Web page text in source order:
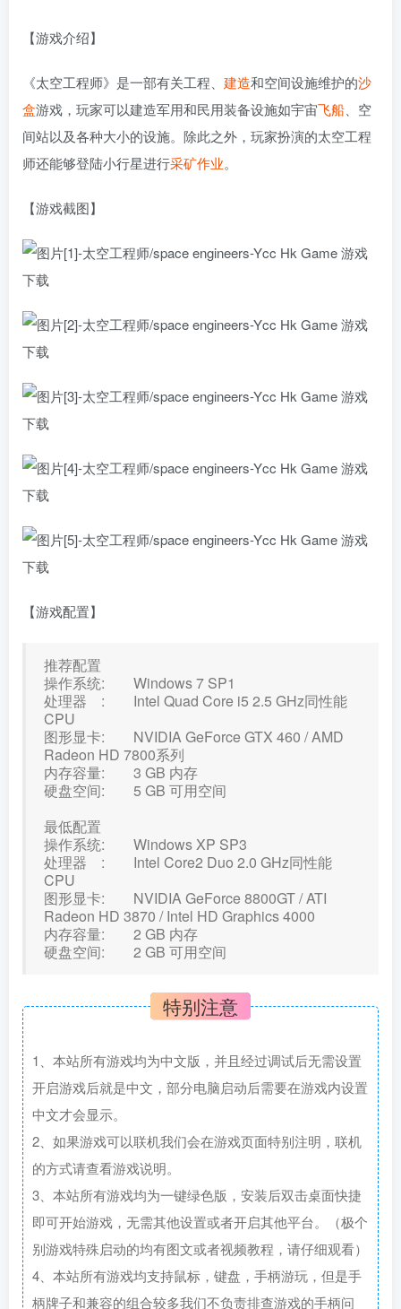
【游戏介绍】
《太空工程师》是一部有关工程、 建造和空间设施维护的沙
盒游戏，玩家可以建造军用和民用装备设施如宇宙飞船 、空
间站以及各种大小的设施。除此之外，玩家扮演的太空工程
师还能够登陆小行星进行采矿作业。
【游戏截图】
【游戏配置】
推荐配置
操作系统: Windows 7 SP1
处理器 : Intel Quad Core i5 2.5 GHz同性能
CPU
图形显卡: NVIDIA GeForce GTX 460 / AMD
Radeon HD 7800系列
内存容量: 3 GB 内存
硬盘空间: 5 GB 可用空间
最低配置
操作系统: Windows XP SP3
处理器 : Intel Core2 Duo 2.0 GHz同性能
CPU
图形显卡: NVIDIA GeForce 8800GT / ATI
Radeon HD 3870 / Intel HD Graphics 4000
内存容量: 2 GB 内存
硬盘空间: 2 GB 可用空间
特别注意
1、本站所有游戏均为中文版，并且经过调试后无需设置
开启游戏后就是中文，部分电脑启动后需要在游戏内设置
中文才会显示。
2、如果游戏可以联机我们会在游戏页面特别注明，联机
的方式请查看游戏说明。
3、本站所有游戏均为一键绿色版，安装后双击桌面快捷
即可开始游戏，无需其他设置或者开启其他平台。（极个
别游戏特殊启动的均有图文或者视频教程，请仔细观看）
4、本站所有游戏均支持鼠标，键盘，手柄游玩，但是手
柄牌子和兼容的组合较多我们不负责排查游戏的手柄问